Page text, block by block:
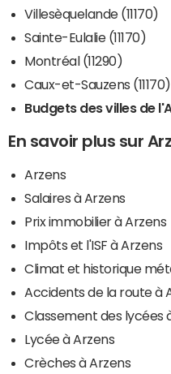
Villesèquelande (11170)
Sainte-Eulalie (11170)
Montréal (11290)
Caux-et-Sauzens (11170)
Budgets des villes de
En savoir plus sur
Arzens
Salaires à Arzens
Prix immobilier à Arzens
Impôts et l'ISF à Arzens
Climat et historique
Accidents de la route à
Classement des lycées
Lycée à Arzens
Crèches à Arzens